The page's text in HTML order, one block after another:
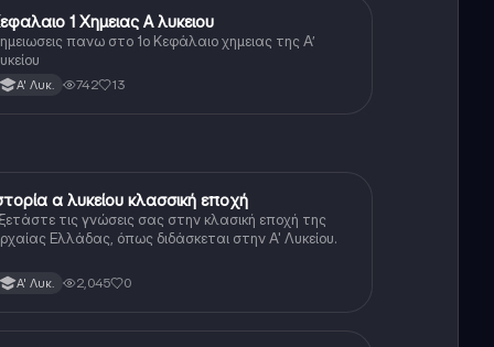
Χημεία 1 Χημειας Α λυκειου
πανω στο 1ο Κεφάλαιο χημειας της Α’
Α' Λυκ. 742 13
Ιστορία α λυκείου κλασσική εποχή
τις γνώσεις σας στην κλασική εποχή της
Ελλάδας, όπως διδάσκεται στην Α' Λυκείου.
Α' Λυκ. 2,045 0